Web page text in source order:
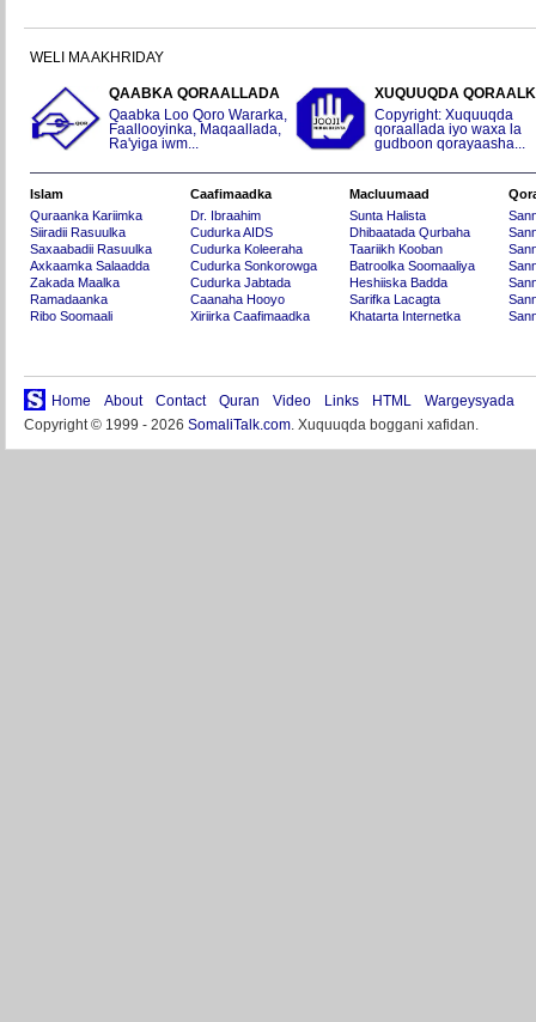
WELI MA AKHRIDAY
QAABKA QORAALLADA
Qaabka Loo Qoro Wararka,
Faallooyinka, Maqaallada,
Ra'yiga iwm...
XUQUUQDA
Copyright: Xuquuqda
qoraallada iyo waxa la
gudboon qorayaasha...
Islam
Quraanka Kariimka
Siiradii Rasuulka
Saxaabadii Rasuulka
Axkaamka Salaadda
Zakada Maalka
Ramadaanka
Ribo Soomaali
Caafimaadka
Dr. Ibraahim
Cudurka AIDS
Cudurka Koleeraha
Cudurka Sonkorowga
Cudurka Jabtada
Caanaha Hooyo
Xiriirka Caafimaadka
Macluumaad
Sunta Halista
Dhibaatada Qurbaha
Taariikh Kooban
Batroolka Soomaaliya
Heshiiska Badda
Sarifka Lacagta
Khatarta Internetka
Home About Contact Quran Video Links HTML
Wargeysyada
Copyright © 1999 - 2026 SomaliTalk.com. Xuquuqda boggani xafidan.